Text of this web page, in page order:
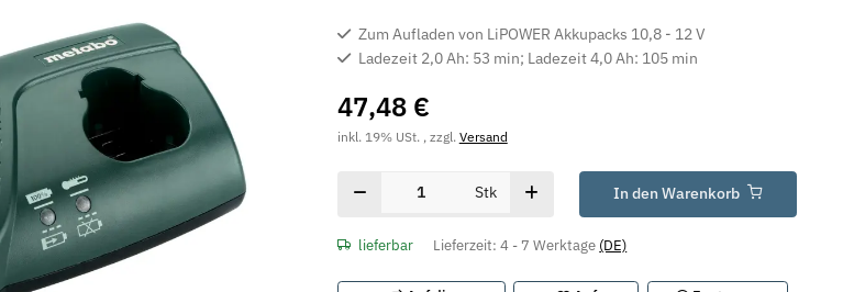
Zum Aufladen von LiPOWER Akkupacks 10,8 - 12 V
Ladezeit 2,0 Ah: 53 min; Ladezeit 4,0 Ah: 105 min
47,48 €
inkl. 19% USt. , zzgl.Versand
Stk In den Warenkorb
lieferbar Lieferzeit:4 - 7 Werktage (DE)